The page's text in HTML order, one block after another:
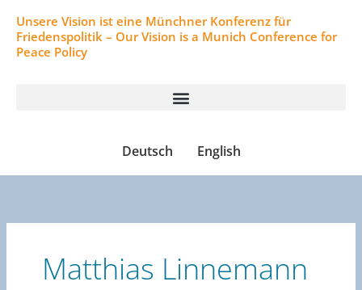
Unsere Vision ist eine Münchner Konferenz für
Friedenspolitik – Our Vision is a Munich Conference for
Peace Policy
Deutsch English
Matthias Linnemann